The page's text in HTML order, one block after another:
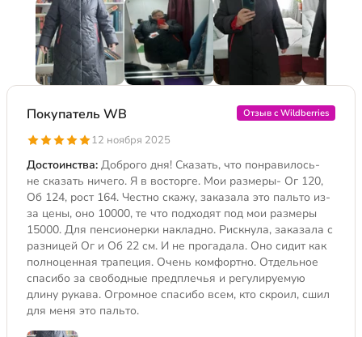
Покупатель WB Отзыв с Wildberries
12 ноября 2025
Достоинства: Доброго дня! Сказать, что понравилось-
не сказать ничего. Я в восторге. Мои размеры- Ог 120,
Об 124, рост 164. Честно скажу, заказала это пальто из-
за цены, оно 10000, те что подходят под мои размеры
15000. Для пенсионерки накладно. Рискнула, заказала с
разницей Ог и Об 22 см. И не прогадала. Оно сидит как
полноценная трапеция. Очень комфортно. Отдельное
спасибо за свободные предплечья и регулируемую
длину рукава. Огромное спасибо всем, кто скроил, сшил
для меня это пальто.